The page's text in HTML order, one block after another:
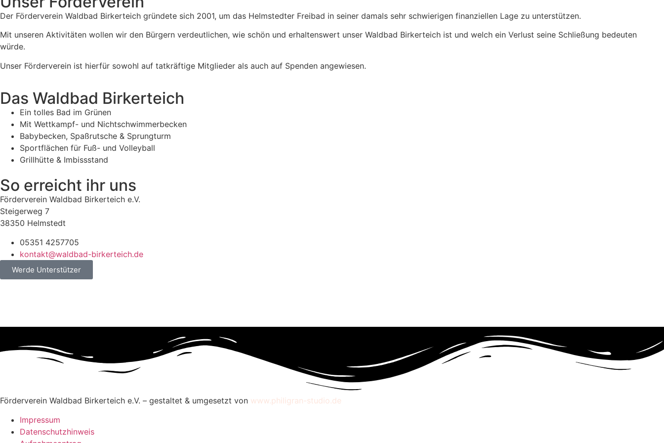
Der Förderverein Waldbad Birkerteich gründete sich 2001, um das Helmstedter Freibad in seiner damals sehr schwierigen finanziellen Lage zu unterstützen.
Mit unseren Aktivitäten wollen wir den Bürgern verdeutlichen, wie schön und erhaltenswert unser Waldbad Birkerteich ist und welch ein Verlust seine Schließung bedeuten
würde.
Unser Förderverein ist hierfür sowohl auf tatkräftige Mitglieder als auch auf Spenden angewiesen.
Das Waldbad Birkerteich
Ein tolles Bad im Grünen
Mit Wettkampf- und Nichtschwimmerbecken
Babybecken, Spaßrutsche & Sprungturm
Sportflächen für Fuß- und Volleyball
Grillhütte & Imbissstand
So erreicht ihr uns
Förderverein Waldbad Birkerteich e.V.
Steigerweg 7
38350 Helmstedt
05351 4257705
kontakt@waldbad-birkerteich.de
Werde Unterstützer
Förderverein Waldbad Birkerteich e.V. – gestaltet & umgesetzt von www.philigran-studio.de
Impressum
Datenschutzhinweis